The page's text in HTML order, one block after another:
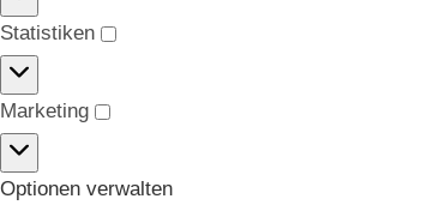
Statistiken
Marketing
Optionen verwalten